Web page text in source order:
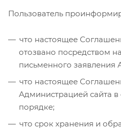
Пользователь
что настоящее
отозвано посредством
письменного заявления
что настоящее
Администрацией сайта
порядке;
что срок хранения и